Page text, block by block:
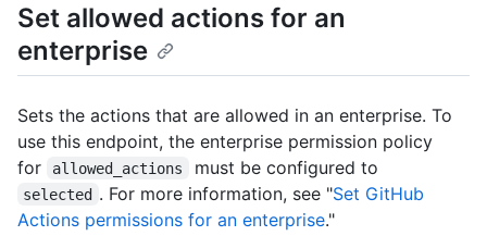
Set allowed actions for an
enterprise
Sets the actions that are allowed in an enterprise. To
use this endpoint, the enterprise permission policy
for
allowed_actions must be configured to
selected . For more information, see "Set GitHub
Actions permissions for an enterprise."